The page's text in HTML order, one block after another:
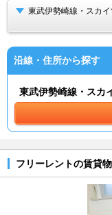
東武伊勢崎線・スカ
沿線・住所から探す
東武伊勢崎線・スカ
フリーレントの賃貸